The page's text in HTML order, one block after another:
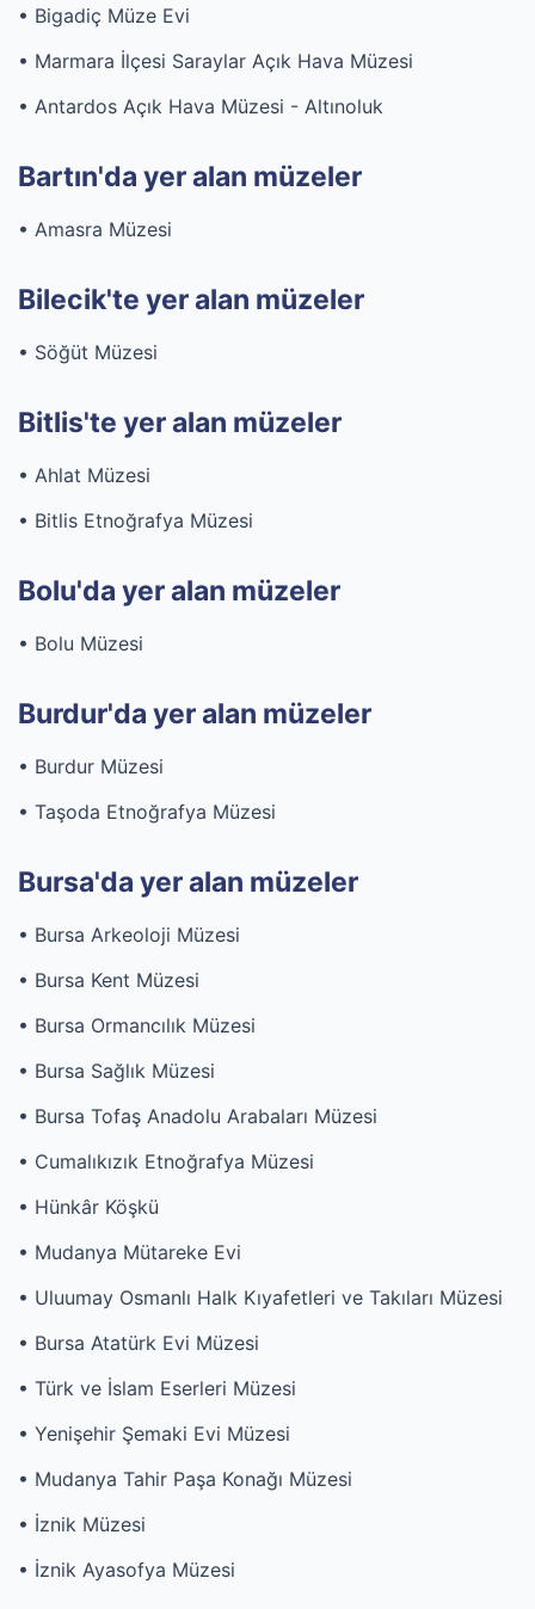
• Bigadiç Müze Evi
• Marmara İlçesi Saraylar Açık Hava Müzesi
• Antardos Açık Hava Müzesi - Altınoluk
Bartın'da yer alan müzeler
• Amasra Müzesi
Bilecik'te yer alan müzeler
• Söğüt Müzesi
Bitlis'te yer alan müzeler
• Ahlat Müzesi
• Bitlis Etnoğrafya Müzesi
Bolu'da yer alan müzeler
• Bolu Müzesi
Burdur'da yer alan müzeler
• Burdur Müzesi
• Taşoda Etnoğrafya Müzesi
Bursa'da yer alan müzeler
• Bursa Arkeoloji Müzesi
• Bursa Kent Müzesi
• Bursa Ormancılık Müzesi
• Bursa Sağlık Müzesi
• Bursa Tofaş Anadolu Arabaları Müzesi
• Cumalıkızık Etnoğrafya Müzesi
• Hünkâr Köşkü
• Mudanya Mütareke Evi
• Uluumay Osmanlı Halk Kıyafetleri ve Takıları Müzesi
• Bursa Atatürk Evi Müzesi
• Türk ve İslam Eserleri Müzesi
• Yenişehir Şemaki Evi Müzesi
• Mudanya Tahir Paşa Konağı Müzesi
• İznik Müzesi
• İznik Ayasofya Müzesi